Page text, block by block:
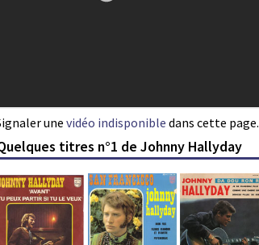
unevidéo indisponible dans cette page.
titres n°1 de Johnny Hallyday